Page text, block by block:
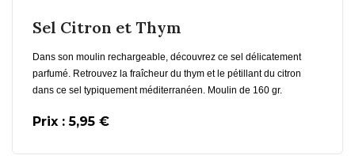
Sel Citron et Thym
Dans son moulin rechargeable, découvrez ce sel délicatement
parfumé. Retrouvez la fraîcheur du thym et le pétillant du citron
dans ce sel typiquement méditerranéen. Moulin de 160 gr.
Prix : 5,95 €